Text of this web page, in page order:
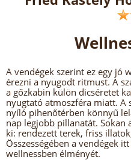
A vendégek szerint ez egy jó
érezni a nyugodt ritmust. A
a gőzkabin külön dicséretet
nyugtató atmoszféra miatt. A
nyíló pihenőtérben könnyű
nap legjobb pillanatát. Sokan
ki: rendezett terek, friss
Összességében a vendégek
wellnessben élményét.